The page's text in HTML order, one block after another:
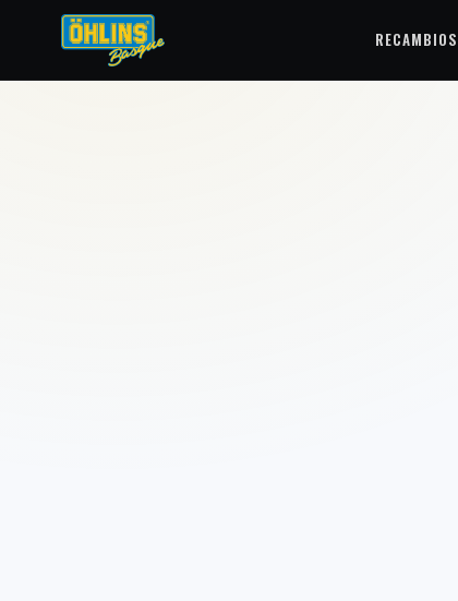
RECAMBIOS